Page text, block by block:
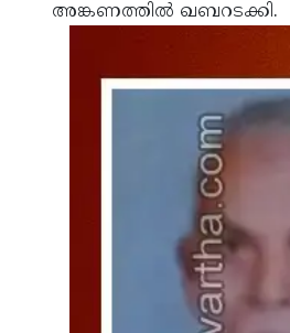
അങ്കണത്തില്‍ ഖബറടക്കി.